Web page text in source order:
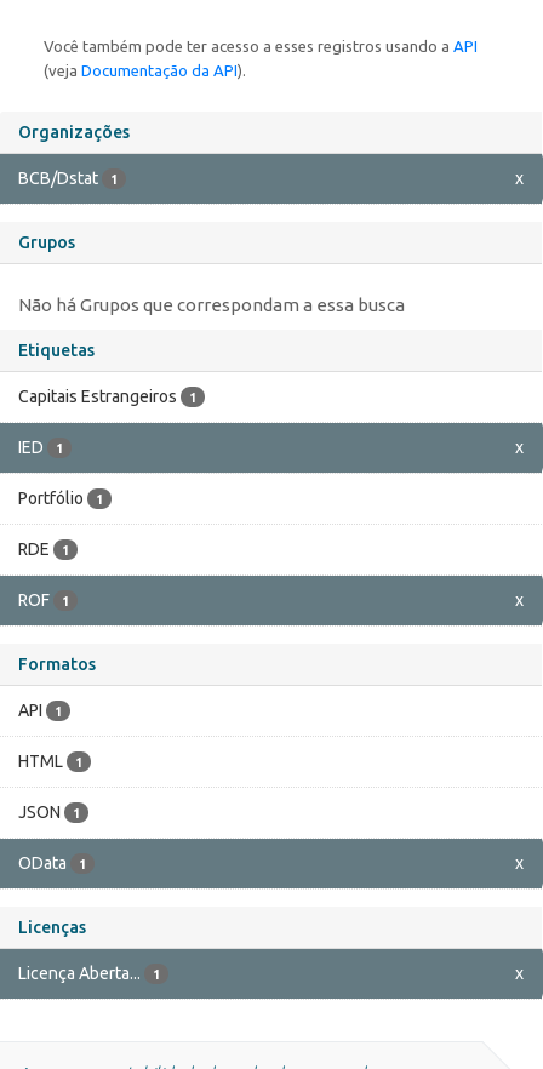
Organizações
BCB/Dstat 1 x
Grupos
Não há Grupos que correspondam a essa busca
Etiquetas
Capitais Estrangeiros 1
IED 1 x
Portfólio 1
RDE 1
ROF 1 x
Formatos
API 1
HTML 1
JSON 1
OData 1 x
Licenças
Licença Aberta... 1 x
Você também pode ter acesso a esses registros usando a API
(veja Documentação da API).